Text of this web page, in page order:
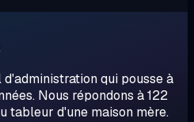
d'administration qui pousse à
Nous répondons à 122
tableur d'une maison mère.